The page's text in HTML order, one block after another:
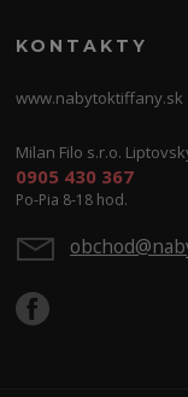
KONTAKTY
www.nabytoktiffany.sk
Milan Filo s.r.o.
0905 430 367
Po-Pia 8-18 hod.